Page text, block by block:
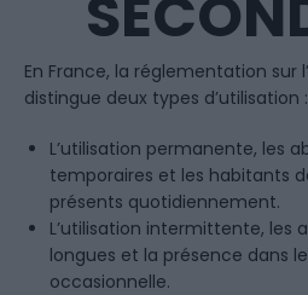
En France, la réglementation sur
distingue deux types d’utilisation :
L’utilisation permanente, les
temporaires et les habitants
présents quotidiennement.
L’utilisation intermittente, les
longues et la présence dans
occasionnelle.